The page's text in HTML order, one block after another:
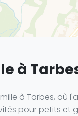
à
à Tarbes, où
pour petits